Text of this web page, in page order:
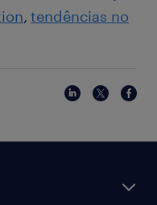
tendências no